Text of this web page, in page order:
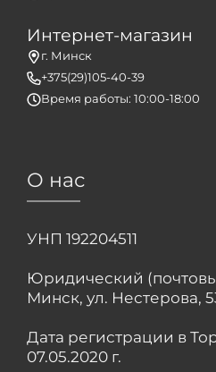
Интернет-магазин
г. Минск
+375(29)105-40-39
Время работы: 10:00-18:00
О нас
УНП 192204511
Юридический
Минск, ул. Нестерова,
Дата регистрации в
07.05.2020 г.